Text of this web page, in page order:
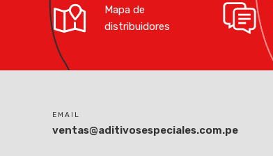
Mapa de
distribuidores
EMAIL
ventas@aditivosespeciales.com.pe